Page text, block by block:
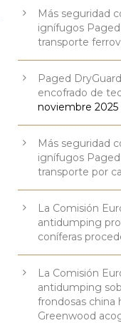
Más seguridad
ignífugos Paged
transporte
Paged
encofrado de
noviembre 2025
Más seguridad
ignífugos Paged
transporte por
La Comisión
antidumping
coníferas
La Comisión
antidumping
frondosas china
Greenwood